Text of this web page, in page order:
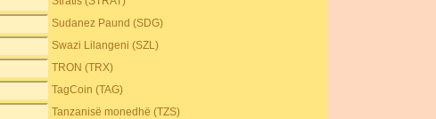
Sudanez Paund (SDG)
Swazi Lilangeni (SZL)
TRON (TRX)
TagCoin (TAG)
Tanzanisë monedhë (TZS)